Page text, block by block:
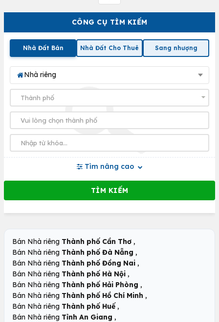
CÔNG CỤ TÌM KIẾM
Nhà Đất Bán Nhà Đất Cho Thuê Sang nhượng
Nhà riêng
Tìm nâng cao
Bán Nhà riêng Thành phố Cần Thơ ,
Bán Nhà riêng Thành phố Đà Nẵng ,
Bán Nhà riêng Thành phố Đồng Nai ,
Bán Nhà riêng Thành phố Hà Nội ,
Bán Nhà riêng Thành phố Hải Phòng ,
Bán Nhà riêng Thành phố Hồ Chí Minh ,
Bán Nhà riêng Thành phố Huế ,
Bán Nhà riêng Tỉnh An Giang ,